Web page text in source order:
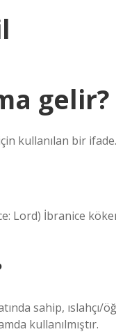
gelir?
kullanılan bir
sahip,
kullanılmıştır.